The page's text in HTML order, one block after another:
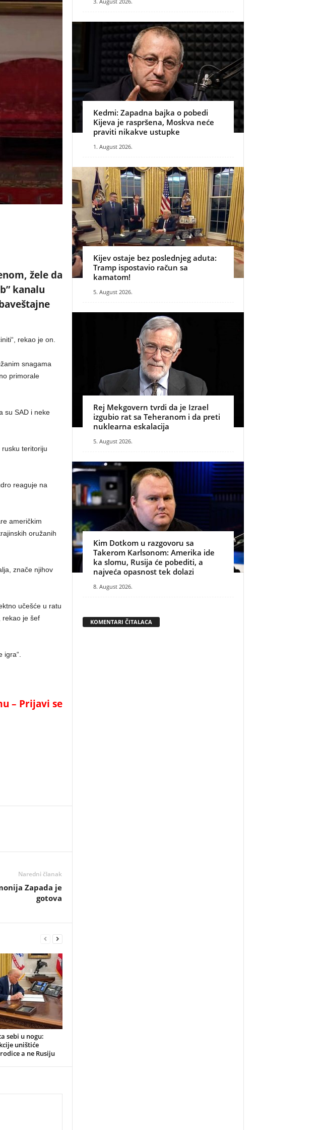
žele da
kanalu
rekao je on.
snagama
primorale
su SAD i neke
teritoriju
reaguje na
američkim
oružanih
znače njihov
učešće u ratu
rekao je šef
– Prijavi se
Naredni članak
Zapada je
gotova
sebi u nogu:
uništiće
a ne Rusiju
Kedmi: Zapadna bajka o pobedi
Kijeva je raspršena, Moskva neće
praviti nikakve ustupke
1. August 2026.
Kijev ostaje bez poslednjeg aduta:
Tramp ispostavio račun sa
kamatom!
5. August 2026.
Rej Mekgovern tvrdi da je Izrael
izgubio rat sa Teheranom i da preti
nuklearna eskalacija
5. August 2026.
Kim Dotkom u razgovoru sa
Takerom Karlsonom: Amerika ide
ka slomu, Rusija će pobediti, a
najveća opasnost tek dolazi
8. August 2026.
KOMENTARI ČITALACA